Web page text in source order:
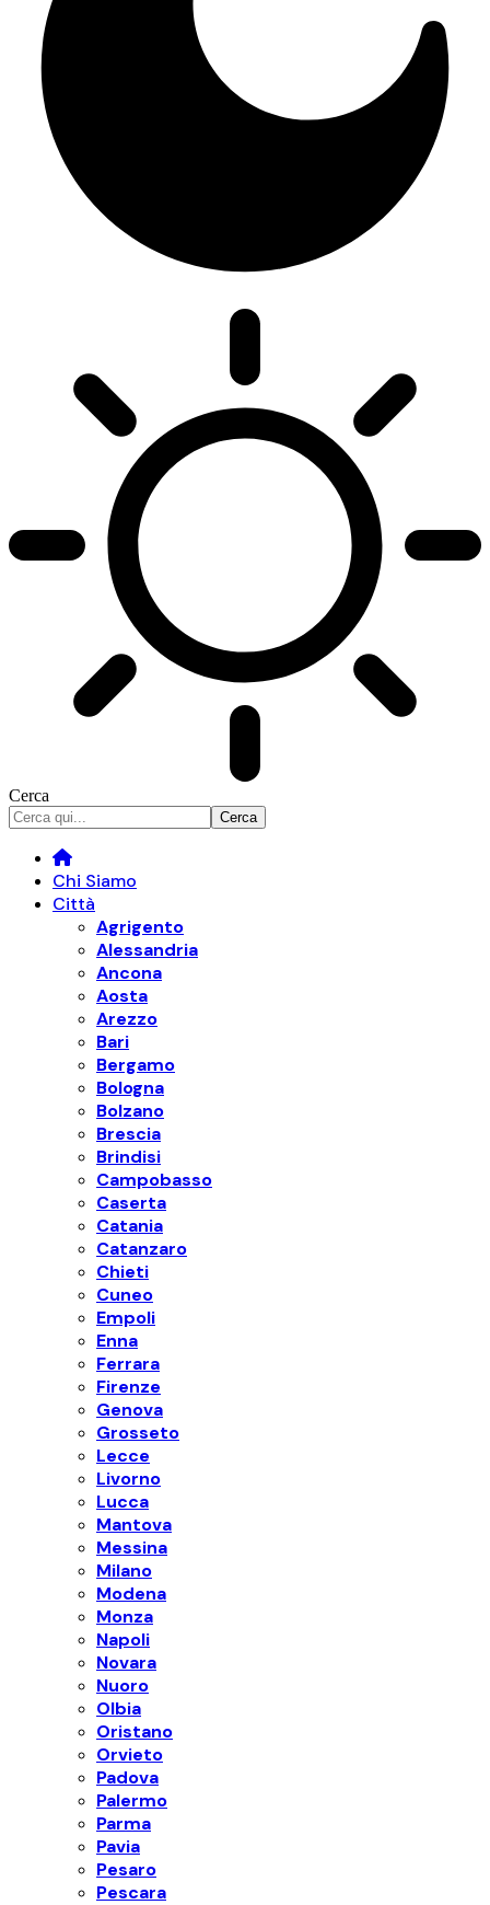
Cerca
Chi Siamo
Città
Agrigento
Alessandria
Ancona
Aosta
Arezzo
Bari
Bergamo
Bologna
Bolzano
Brescia
Brindisi
Campobasso
Caserta
Catania
Catanzaro
Chieti
Cuneo
Empoli
Enna
Ferrara
Firenze
Genova
Grosseto
Lecce
Livorno
Lucca
Mantova
Messina
Milano
Modena
Monza
Napoli
Novara
Nuoro
Olbia
Oristano
Orvieto
Padova
Palermo
Parma
Pavia
Pesaro
Pescara